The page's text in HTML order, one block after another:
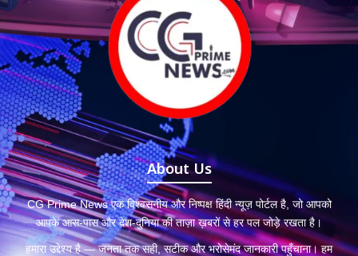
About Us
CG Prime News एक विश्वसनीय और निष्पक्ष हिंदी न्यूज़ पोर्टल है, जो आपको
आपके आस-पास और देश-दुनिया की ताज़ा ख़बरों से हर पल जोड़े रखता है।
हमारा उद्देश्य है — जनता तक सही, सटीक और भरोसेमंद जानकारी पहुँचाना। हम